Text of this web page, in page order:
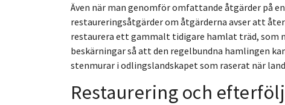
Även när man genomför omfattande åtgärder på
restaureringsåtgärder om åtgärderna avser att
restaurera ett gammalt tidigare hamlat träd, som
beskärningar så att den regelbundna hamlingen
stenmurar i odlingslandskapet som raserat när
Restaurering och